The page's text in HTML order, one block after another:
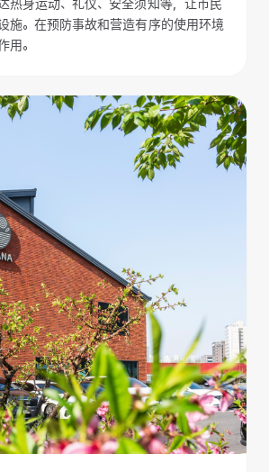
热身运动、礼仪、安全须知等，让市民
施。在预防事故和营造有序的使用环境
用。